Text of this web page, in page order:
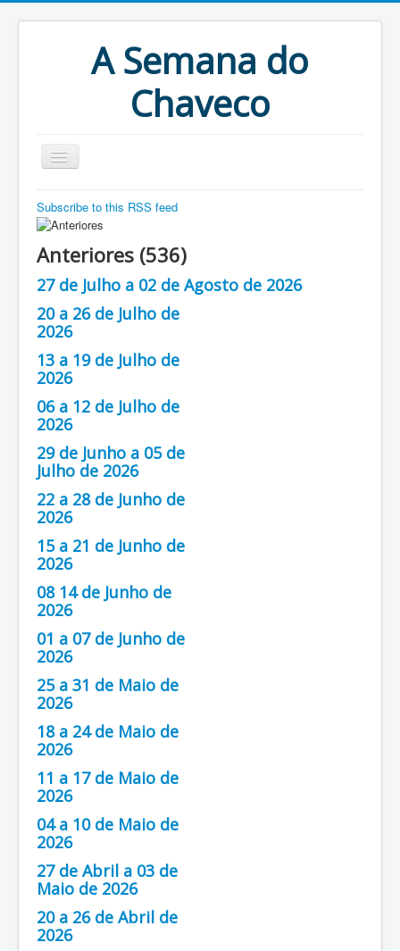
A Semana do
Chaveco
Home
Anteriores
Antigonas
Subscribe to this RSS feed
Anteriores (536)
27 de Julho a 02 de Agosto de 2026
20 a 26 de Julho de
2026
13 a 19 de Julho de
2026
06 a 12 de Julho de
2026
29 de Junho a 05 de
Julho de 2026
22 a 28 de Junho de
2026
15 a 21 de Junho de
2026
08 14 de Junho de
2026
01 a 07 de Junho de
2026
25 a 31 de Maio de
2026
18 a 24 de Maio de
2026
11 a 17 de Maio de
2026
04 a 10 de Maio de
2026
27 de Abril a 03 de
Maio de 2026
20 a 26 de Abril de
2026